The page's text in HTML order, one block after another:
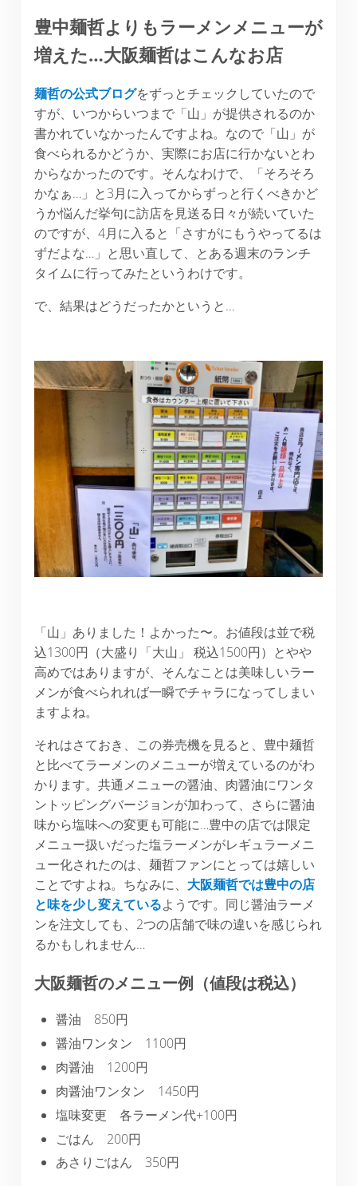
豊中麺哲よりもラーメンメニューが
増えた…大阪麺哲はこんなお店
麺哲の公式ブログをずっとチェックしていたので
すが、いつからいつまで「山」が提供されるのか
書かれていなかったんですよね。なので「山」が
食べられるかどうか、実際にお店に行かないとわ
からなかったのです。そんなわけで、「そろそろ
かなぁ…」と3月に入ってからずっと行くべきかど
うか悩んだ挙句に訪店を見送る日々が続いていた
のですが、4月に入ると「さすがにもうやってるは
ずだよな…」と思い直して、とある週末のランチ
タイムに行ってみたというわけです。
で、結果はどうだったかというと…
「山」ありました！よかった〜。お値段は並で税
込1300円（大盛り「大山」 税込1500円）とやや
高めではありますが、そんなことは美味しいラー
メンが食べられれば一瞬でチャラになってしまい
ますよね。
それはさておき、この券売機を見ると、豊中麺哲
と比べてラーメンのメニューが増えているのがわ
かります。共通メニューの醤油、肉醤油にワンタ
ントッピングバージョンが加わって、さらに醤油
味から塩味への変更も可能に…豊中の店では限定
メニュー扱いだった塩ラーメンがレギュラーメニ
ュー化されたのは、麺哲ファンにとっては嬉しい
ことですよね。ちなみに、 大阪麺哲では豊中の店
と味を少し変えているようです。同じ醤油ラーメ
ンを注文しても、2つの店舗で味の違いを感じられ
るかもしれません…
大阪麺哲のメニュー例（値段は税込）
醤油 850円
醤油ワンタン 1100円
肉醤油 1200円
肉醤油ワンタン 1450円
塩味変更 各ラーメン代+100円
ごはん 200円
あさりごはん 350円